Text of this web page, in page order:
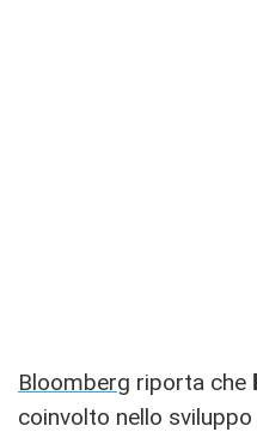
Bloomberg riporta che
coinvolto nello